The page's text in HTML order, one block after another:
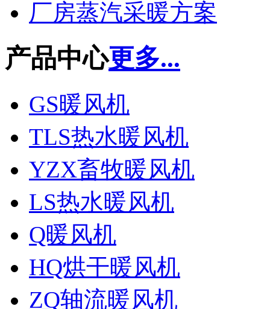
厂房蒸汽采暖方案
产品中心更多...
GS暖风机
TLS热水暖风机
YZX畜牧暖风机
LS热水暖风机
Q暖风机
HQ烘干暖风机
ZQ轴流暖风机